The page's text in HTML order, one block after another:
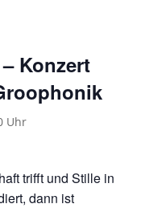
Konzert
Uhr
trifft und Stille in
dann ist